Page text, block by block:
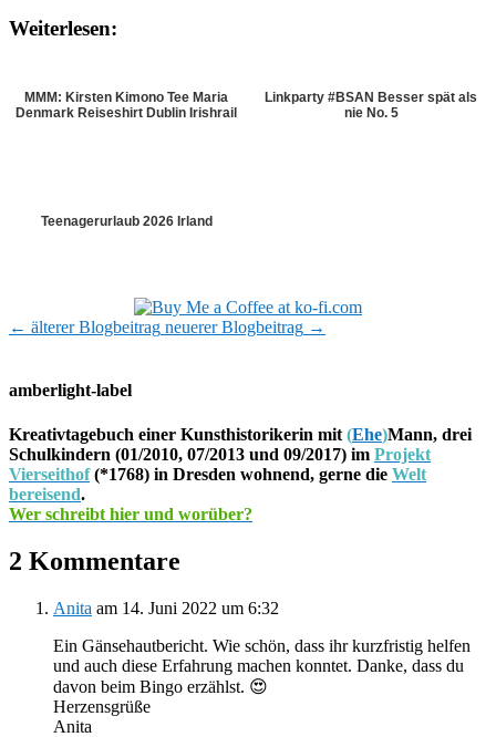
Weiterlesen:
MMM: Kirsten Kimono Tee Maria
Denmark Reiseshirt Dublin Irishrail
Linkparty #BSAN Besser spät als
nie No. 5
Teenagerurlaub 2026 Irland
← älterer Blogbeitrag neuerer Blogbeitrag →
amberlight-label
Kreativtagebuch einer Kunsthistorikerin mit (Ehe)Mann, drei
Schulkindern (01/2010, 07/2013 und 09/2017) im Projekt
Vierseithof(*1768) in Dresden wohnend, gerne die Welt
bereisend.
Wer schreibt hier und worüber?
2 Kommentare
Anita am 14. Juni 2022 um 6:32
Ein Gänsehautbericht. Wie schön, dass ihr kurzfristig helfen
und auch diese Erfahrung machen konntet. Danke, dass du
davon beim Bingo erzählst. 😍
Herzensgrüße
Anita